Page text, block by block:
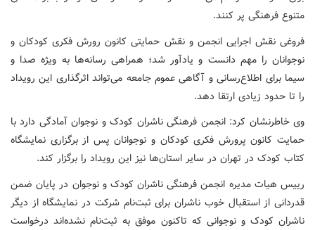
متنوع فرهنگی پر کنند.
فروغی نقش اجرایی انجمن و نقش حمایتی کانون رورش فکری کودکان و
نوجوانان را مهم دانست و یادآور شد؛ همراهی رسانه‌ها به ویژه صدا و
سیما برای اطلاع‌رسانی و آگاهی عموم جامعه می‌تواند اثرگذاری این رویداد
را تا حدود زیادی ارتقا دهد.
وی خاطرنشان کرد: انجمن فرهنگی ناشران کودک و نوجوان آمادگی دارد با
حمایت کانون پرورش فکری کودکان و نوجوانان پس از برگزاری نمایشگاه
کتاب کودک در تهران در سایر استان‌ها نیز این رویداد را برگزار کند.
رییس هیات مدیره انجمن فرهنگی ناشران کودک و نوجوان در پایان ضمن
قدردانی از استقبال خوب ناشران برای ثبت‌نام شرکت در نمایشگاه از دیگر
ناشران کودک و نوجوانی که تاکنون موفق به ثبت‌نام نشده‌اند درخواست